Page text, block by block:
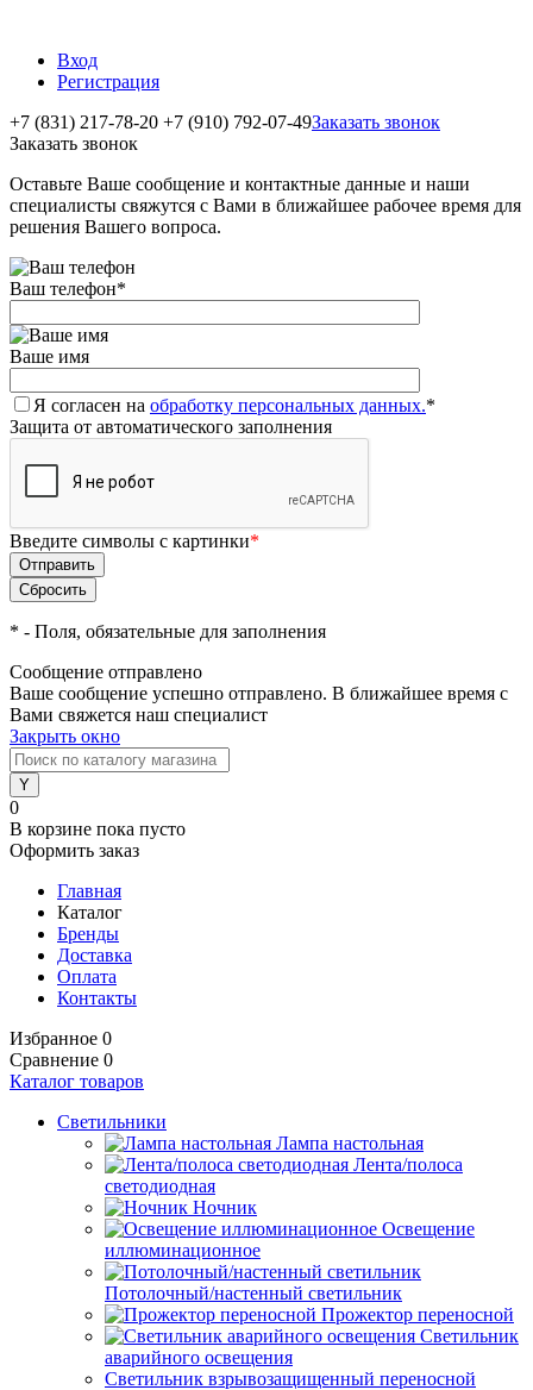
Вход
Регистрация
+7 (831) 217-78-20 +7 (910) 792-07-49Заказать звонок
Заказать звонок
Оставьте Ваше сообщение и контактные данные и наши
специалисты свяжутся с Вами в ближайшее рабочее время для
решения Вашего вопроса.
Ваш телефон*
Ваше имя
Я согласен на обработку персональных данных.*
Защита от автоматического заполнения
Введите символы с картинки*
* - Поля, обязательные для заполнения
Сообщение отправлено
Ваше сообщение успешно отправлено. В ближайшее время с
Вами свяжется наш специалист
Закрыть окно
0
В корзине пока пусто
Оформить заказ
Главная
Каталог
Бренды
Доставка
Оплата
Контакты
Избранное 0
Сравнение 0
Каталог товаров
Светильники
Лампа настольная
Лента/полоса
светодиодная
Ночник
Освещение
иллюминационное
Потолочный/настенный светильник
Прожектор переносной
Светильник
аварийного освещения
Светильник взрывозащищенный переносной